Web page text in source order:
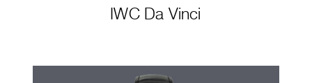
IWC Da Vinci